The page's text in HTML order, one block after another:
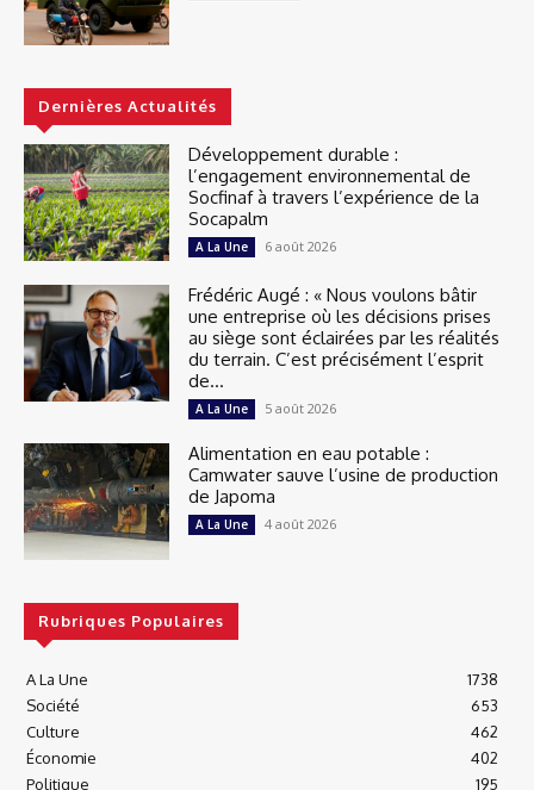
Dernières Actualités
Développement durable :
l’engagement environnemental de
Socfinaf à travers l’expérience de la
Socapalm
A La Une 6 août 2026
Frédéric Augé : « Nous voulons bâtir
une entreprise où les décisions prises
au siège sont éclairées par les réalités
du terrain. C’est précisément l’esprit
de...
A La Une 5 août 2026
Alimentation en eau potable :
Camwater sauve l’usine de production
de Japoma
A La Une 4 août 2026
Rubriques Populaires
A La Une
1738
Société
653
Culture
462
Économie
402
Politique
195